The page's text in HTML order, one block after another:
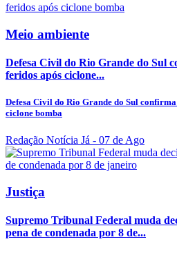
Meio ambiente
Defesa Civil do Rio Grande do Sul
feridos após ciclone...
Defesa Civil do Rio Grande do Sul
ciclone bomba
Redação Notícia Já - 07 de Ago
Justiça
Supremo Tribunal Federal muda
pena de condenada por 8 de...